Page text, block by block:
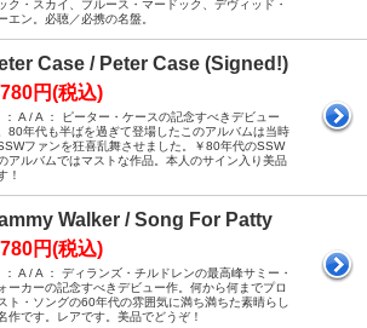
ク・スカイ、ブルース・マードック、デヴィッド・
エン。必聴／必携の名盤。
Case / Peter Case (Signed!)
円(税込)
： A / A ： ピーター・ケースの記念すべきデビュー
80年代も半ばを過ぎて登場したこのアルバムは当時
ファンを狂喜乱舞させました。￥80年代のSSW
アルバムではマストな作品。本人のサイン入り美品
！
Walker / Song For Patty
円(税込)
： A / A ： ディランズ・チルドレンの最高峰サミー・
ーカーの記念すべきデビュー作。何から何までプロ
ト・ソングの60年代の雰囲気に満ち満ちた素晴らし
作です。レアです。美品でどうぞ！